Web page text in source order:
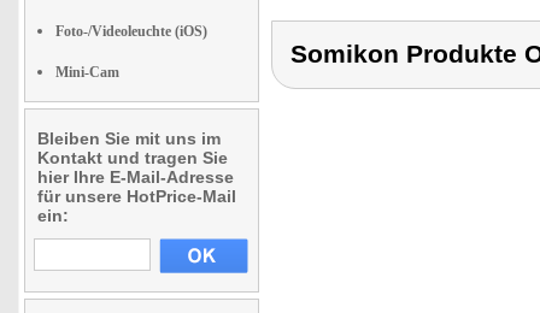
Foto-/Videoleuchte (iOS)
Mini-Cam
Bleiben Sie mit uns im
Kontakt und tragen Sie
hier Ihre E-Mail-Adresse
für unsere HotPrice-Mail
ein:
Somikon Produkte